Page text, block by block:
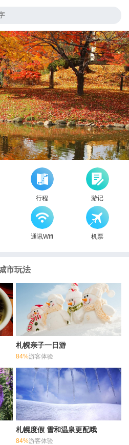
行程 游记
通讯Wifi 机票
市玩法
札幌亲子一日游
84%游客体验
札幌度假 雪和温泉更配哦
84%游客体验